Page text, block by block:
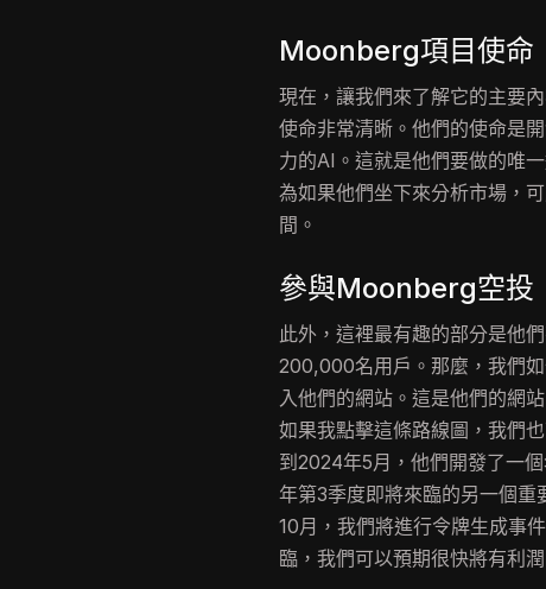
Moonberg項目使命
現在，讓我們來了解它的主要
使命非常清晰。他們的使命是
力的AI。這就是他們要做的唯
為如果他們坐下來分析市場，
間。
參與Moonberg空投
此外，這裡最有趣的部分是他
200,000名用戶。那麼，我們
入他們的網站。這是他們的網
如果我點擊這條路線圖，我們
到2024年5月，他們開發了一
年第3季度即將來臨的另一個重
10月，我們將進行令牌生成事
臨，我們可以預期很快將有利潤